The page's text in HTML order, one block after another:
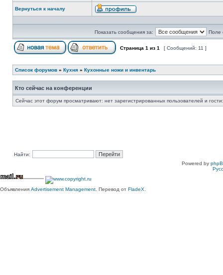
Вернуться к началу
Показать сообщения за: Поле
Страница 1 из 1 [ Сообщений: 11 ]
Список форумов » Кухня » Кухонные ножи и инвентарь
Кто сейчас на конференции
Сейчас этот форум просматривают: нет зарегистрированных пользователей и
Найти:
Powered by
Объявления Advertisement Management . Перевод от FladeX